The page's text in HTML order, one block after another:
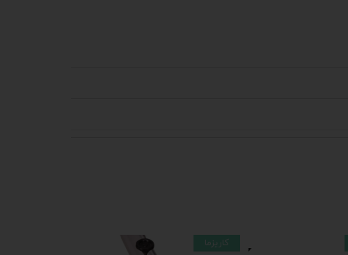
کاریزما